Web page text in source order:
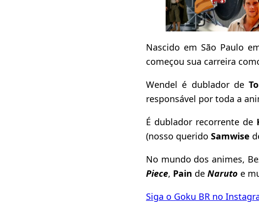
Nascido em São Paulo
começou sua carreira
Wendel é dublador de
responsável por toda a
É dublador recorrente de
(nosso querido Samwise
No mundo dos animes,
Piece, Pain de Naruto e
Siga o Goku BR no